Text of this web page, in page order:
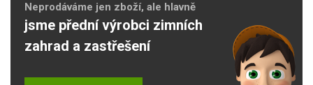
Neprodáváme jen zboží, ale hlavně
jsme přední výrobci zimních
zahrad a zastřešení